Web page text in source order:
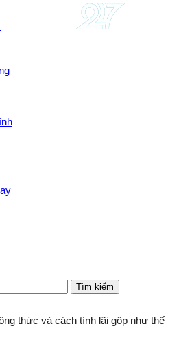
thức và cách tính lãi gộp như thế